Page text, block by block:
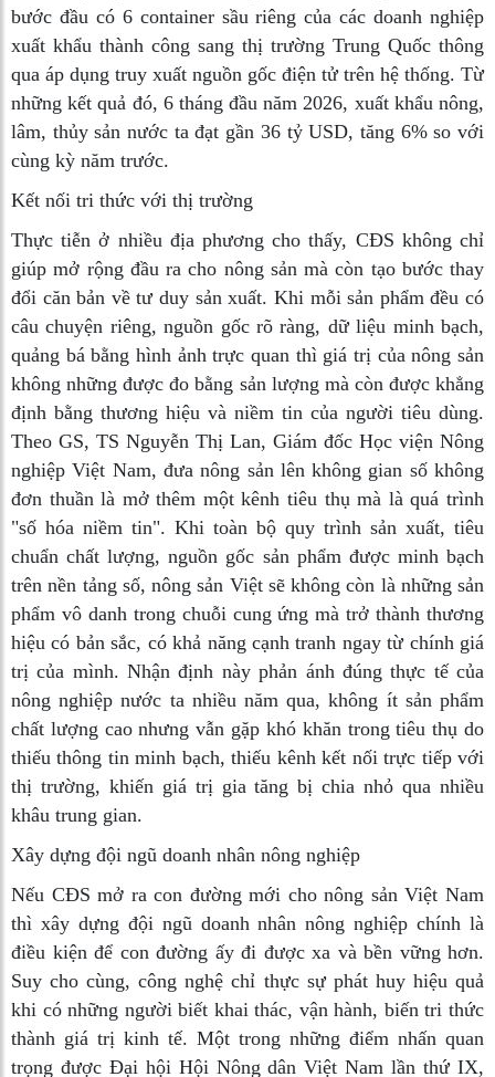
bước đầu có 6 container sầu riêng của các doanh nghiệp
xuất khẩu thành công sang thị trường Trung Quốc thông
qua áp dụng truy xuất nguồn gốc điện tử trên hệ thống. Từ
những kết quả đó, 6 tháng đầu năm 2026, xuất khẩu nông,
lâm, thủy sản nước ta đạt gần 36 tỷ USD, tăng 6% so với
cùng kỳ năm trước.
Kết nối tri thức với thị trường
Thực tiễn ở nhiều địa phương cho thấy, CĐS không chỉ
giúp mở rộng đầu ra cho nông sản mà còn tạo bước thay
đổi căn bản về tư duy sản xuất. Khi mỗi sản phẩm đều có
câu chuyện riêng, nguồn gốc rõ ràng, dữ liệu minh bạch,
quảng bá bằng hình ảnh trực quan thì giá trị của nông sản
không những được đo bằng sản lượng mà còn được khẳng
định bằng thương hiệu và niềm tin của người tiêu dùng.
Theo GS, TS Nguyễn Thị Lan, Giám đốc Học viện Nông
nghiệp Việt Nam, đưa nông sản lên không gian số không
đơn thuần là mở thêm một kênh tiêu thụ mà là quá trình
"số hóa niềm tin". Khi toàn bộ quy trình sản xuất, tiêu
chuẩn chất lượng, nguồn gốc sản phẩm được minh bạch
trên nền tảng số, nông sản Việt sẽ không còn là những sản
phẩm vô danh trong chuỗi cung ứng mà trở thành thương
hiệu có bản sắc, có khả năng cạnh tranh ngay từ chính giá
trị của mình. Nhận định này phản ánh đúng thực tế của
nông nghiệp nước ta nhiều năm qua, không ít sản phẩm
chất lượng cao nhưng vẫn gặp khó khăn trong tiêu thụ do
thiếu thông tin minh bạch, thiếu kênh kết nối trực tiếp với
thị trường, khiến giá trị gia tăng bị chia nhỏ qua nhiều
khâu trung gian.
Xây dựng đội ngũ doanh nhân nông nghiệp
Nếu CĐS mở ra con đường mới cho nông sản Việt Nam
thì xây dựng đội ngũ doanh nhân nông nghiệp chính là
điều kiện để con đường ấy đi được xa và bền vững hơn.
Suy cho cùng, công nghệ chỉ thực sự phát huy hiệu quả
khi có những người biết khai thác, vận hành, biến tri thức
thành giá trị kinh tế. Một trong những điểm nhấn quan
trọng được Đại hội Hội Nông dân Việt Nam lần thứ IX,